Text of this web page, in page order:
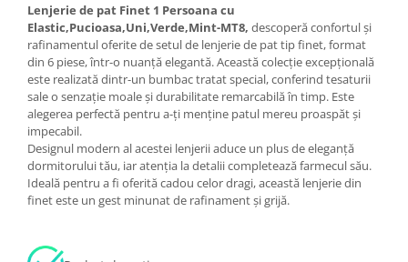
Lenjerie de pat Finet 1 Persoana cu
Elastic,Pucioasa,Uni,Verde,Mint-MT8, descoperă confortul și
rafinamentul oferite de setul de lenjerie de pat tip finet, format
din 6 piese, într-o nuanță elegantă. Această colecție excepțională
este realizată dintr-un bumbac tratat special, conferind tesaturii
sale o senzație moale și durabilitate remarcabilă în timp. Este
alegerea perfectă pentru a-ți menține patul mereu proaspăt și
impecabil.
Designul modern al acestei lenjerii aduce un plus de eleganță
dormitorului tău, iar atenția la detalii completează farmecul său.
Ideală pentru a fi oferită cadou celor dragi, această lenjerie din
finet este un gest minunat de rafinament și grijă.